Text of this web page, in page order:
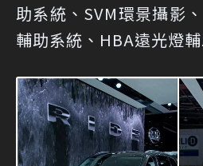
助系統、SVM環景攝影
輔助系統、HBA遠光燈輔